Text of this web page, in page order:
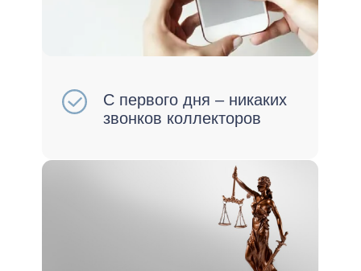
исполнительные
производства
Сохраним ваше личное